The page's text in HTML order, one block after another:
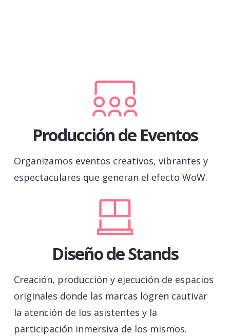
Producción de Eventos
Organizamos eventos creativos, vibrantes y
espectaculares que generan el efecto WoW.
Diseño de Stands
Creación, producción y ejecución de espacios
originales donde las marcas logren cautivar
la atención de los asistentes y la
participación inmersiva de los mismos.